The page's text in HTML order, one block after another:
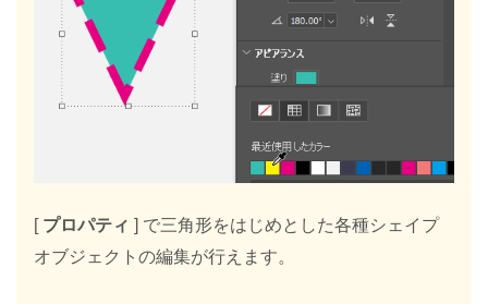
[ プロパティ ] で三角形をはじめとした各種シェイプ
オブジェクトの編集が行えます。